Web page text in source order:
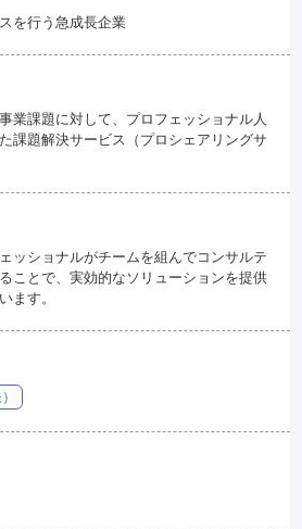
を行う急成長企業
業課題に対して、プロフェッショナル人
課題解決サービス（プロシェアリングサ
ッショナルがチームを組んでコンサルテ
ことで、実効的なソリューションを提供
ます。